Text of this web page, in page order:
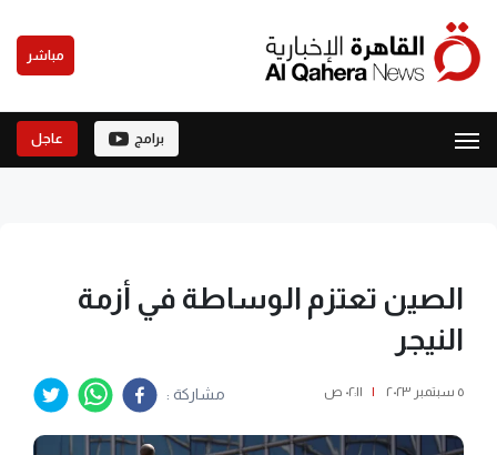
مباشر
برامج عاجل
الصين تعتزم الوساطة في أزمة
النيجر
٥ سبتمبر ٢٠٢٣ | ٠٢:١١ ص مشاركة :